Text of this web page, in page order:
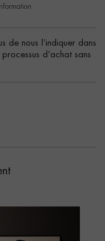
de nous l’indiquer dans
d’achat sans